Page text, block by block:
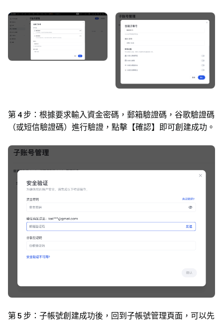
第 4 步： 根據要求輸入資金密碼，郵箱驗證碼，谷歌驗證碼
（或短信驗證碼）進行驗證，點擊【確認】即可創建成功。
第 5 步： 子帳號創建成功後，回到子帳號管理頁面，可以先